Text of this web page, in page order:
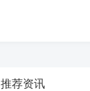
推荐资讯